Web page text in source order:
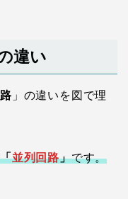
違い
」の違いを図で理
並列回路」です。